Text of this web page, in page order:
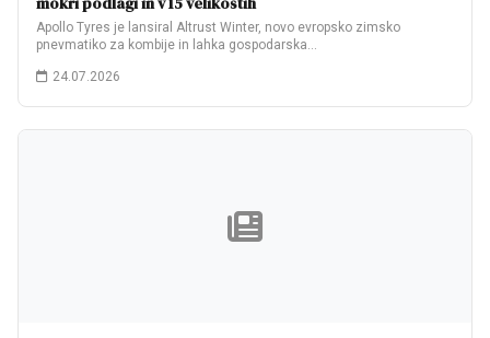
Apollo Tyres je lansiral Altrust Winter, novo evropsko zimsko
pnevmatiko za kombije in lahka gospodarska…
24.07.2026